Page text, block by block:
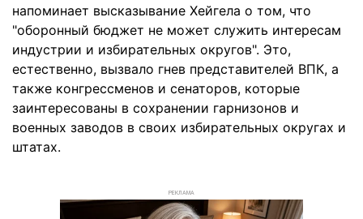
напоминает высказывание Хейгела о том, что
"оборонный бюджет не может служить интересам
индустрии и избирательных округов". Это,
естественно, вызвало гнев представителей ВПК, а
также конгрессменов и сенаторов, которые
заинтересованы в сохранении гарнизонов и
военных заводов в своих избирательных округах и
штатах.
РЕКЛАМА